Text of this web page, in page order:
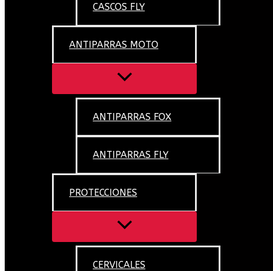
CASCOS FLY
ANTIPARRAS MOTO
ANTIPARRAS FOX
ANTIPARRAS FLY
PROTECCIONES
CERVICALES